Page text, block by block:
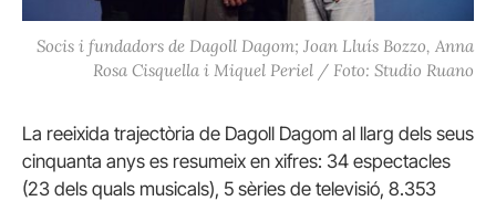
Socis i fundadors de Dagoll Dagom; Joan Lluís Bozzo, Anna
Rosa Cisquella i Miquel Periel / Foto: Studio Ruano
La reeixida trajectòria de Dagoll Dagom al llarg dels seus
cinquanta anys es resumeix en xifres: 34 espectacles
(23 dels quals musicals), 5 sèries de televisió, 8.353